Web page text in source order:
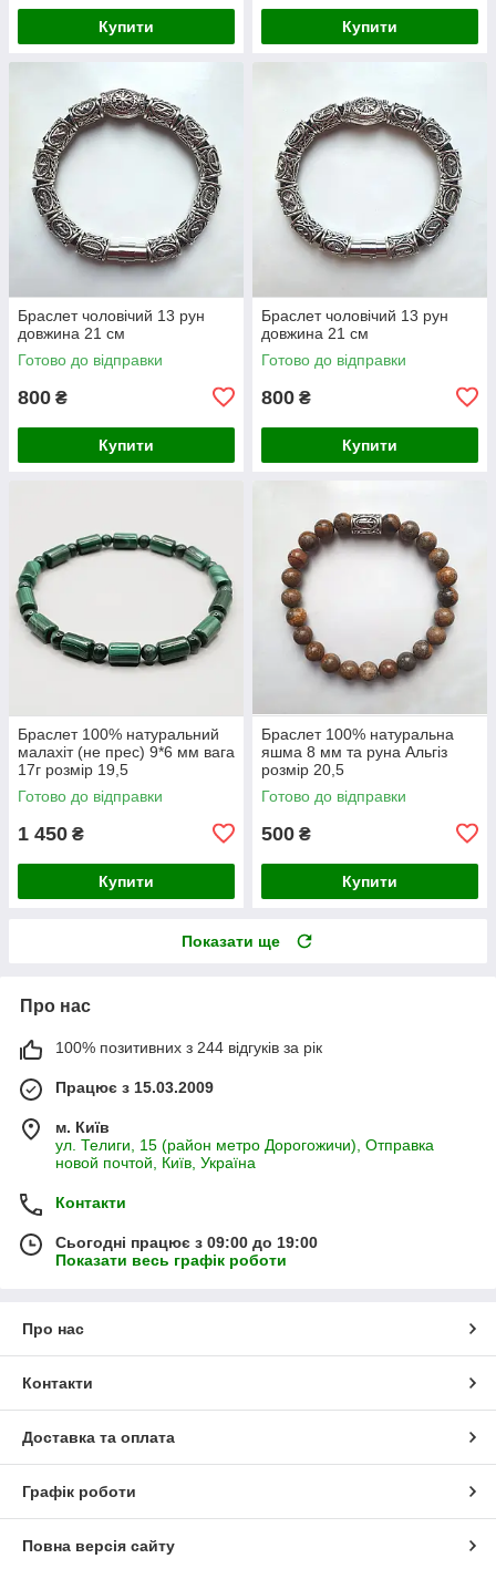
Купити Купити
Браслет чоловічий 13 рун
довжина 21 см
Готово до відправки
800 ₴
Купити
Браслет чоловічий 13 рун
довжина 21 см
Готово до відправки
800 ₴
Купити
Браслет 100% натуральний
малахіт (не прес) 9*6 мм вага
17г розмір 19,5
Готово до відправки
1 450 ₴
Купити
Браслет 100% натуральна
яшма 8 мм та руна Альгіз
розмір 20,5
Готово до відправки
500 ₴
Купити
Показати ще
Про нас
100% позитивних з 244 відгуків за рік
Працює з 15.03.2009
м. Київ
ул. Телиги, 15 (район метро Дорогожичи), Отправка
новой почтой, Київ, Україна
Контакти
Сьогодні працює з 09:00 до 19:00
Показати весь графік роботи
Про нас
Контакти
Доставка та оплата
Графік роботи
Повна версія сайту